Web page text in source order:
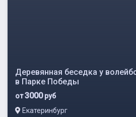
Деревянная беседка у
в Парке Победы
от3000руб
Екатеринбург